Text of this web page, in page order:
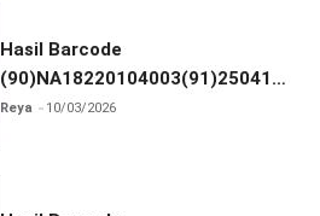
Hasil Barcode
(90)NA18220104003(91)250418
dan Izin BPOM
Reya 10/03/2026